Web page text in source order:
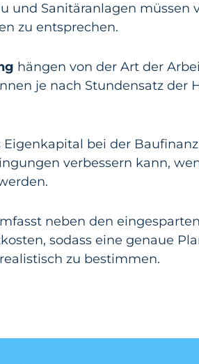
und Sanitäranlagen müssen
zu entsprechen.
hängen von der Art der
je nach Stundensatz der
bei der
verbessern kann,
neben den
sodass eine genaue
zu bestimmen.